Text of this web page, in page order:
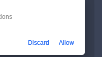
27-02-2026,
Discard Allow